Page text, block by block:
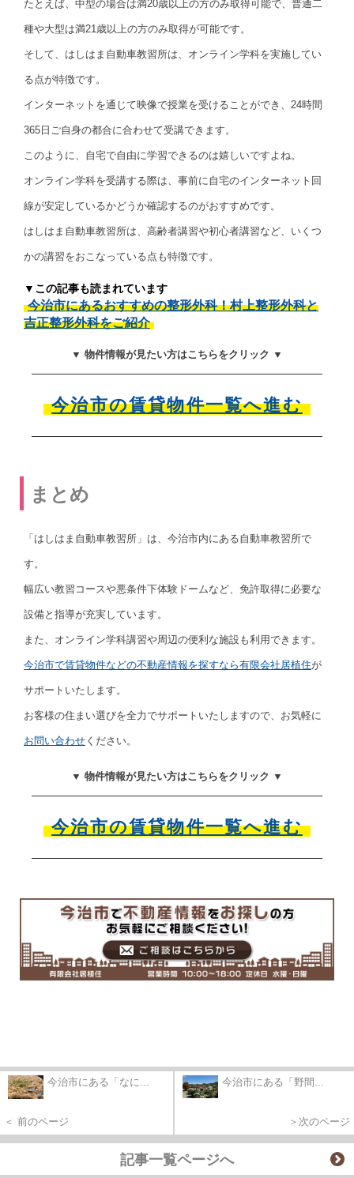
たとえば、中型の場合は満20歳以上の方のみ取得可能で、普通二
種や大型は満21歳以上の方のみ取得が可能です。
そして、はしはま自動車教習所は、オンライン学科を実施してい
る点が特徴です。
インターネットを通じて映像で授業を受けることができ、24時間
365日ご自身の都合に合わせて受講できます。
このように、自宅で自由に学習できるのは嬉しいですよね。
オンライン学科を受講する際は、事前に自宅のインターネット回
線が安定しているかどうか確認するのがおすすめです。
はしはま自動車教習所は、高齢者講習や初心者講習など、いくつ
かの講習をおこなっている点も特徴です。
▼この記事も読まれています
今治市にあるおすすめの整形外科！村上整形外科と
吉正整形外科をご紹介
▼ 物件情報が見たい方はこちらをクリック ▼
今治市の賃貸物件一覧へ進む
まとめ
「はしはま自動車教習所」は、今治市内にある自動車教習所で
す。
幅広い教習コースや悪条件下体験ドームなど、免許取得に必要な
設備と指導が充実しています。
また、オンライン学科講習や周辺の便利な施設も利用できます。
今治市で賃貸物件などの不動産情報を探すなら有限会社居植住が
サポートいたします。
お客様の住まい選びを全力でサポートいたしますので、お気軽に
お問い合わせ ください。
▼ 物件情報が見たい方はこちらをクリック ▼
今治市の賃貸物件一覧へ進む
今治市にある「なに...
＜ 前のページ
今治市にある「野間...
＞次のページ
記事一覧ページへ